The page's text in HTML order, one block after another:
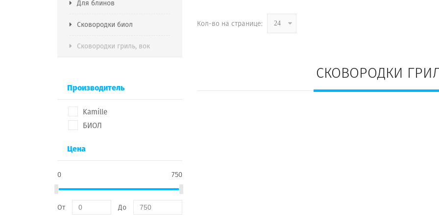
Для блинов
Сковородки биол
Сковородки гриль, вок
Производитель
Kamille
БИОЛ
Цена
0 750
От До
Кол-во на странице: 24
СКОВОРОДКИ